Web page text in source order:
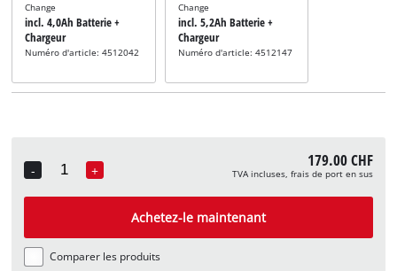
Change
incl. 4,0Ah Batterie +
Chargeur
Numéro d'article: 4512042
Change
incl. 5,2Ah Batterie +
Chargeur
Numéro d'article: 4512147
-
Quantity
+ 179.00 CHF
TVA incluses, frais de port en sus
Achetez-le maintenant
Comparer les produits